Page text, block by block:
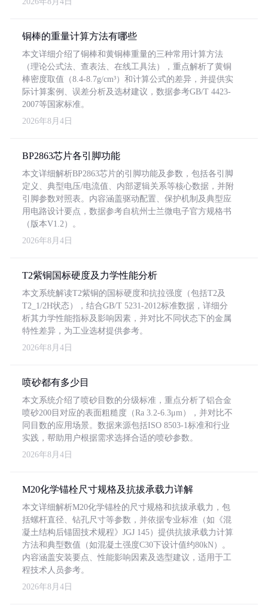
铜棒的重量计算方法有哪些
本文详细介绍了铜棒和黄铜棒重量的三种常用计算方法
（理论公式法、查表法、在线工具法），重点解析了黄铜
棒密度取值（8.4-8.7g/cm³）和计算公式的差异，并提供实
际计算案例、误差分析及选材建议，数据参考GB/T 4423-
2007等国家标准。
2026年8月4日
BP2863芯片各引脚功能
本文详细解析BP2863芯片的引脚功能及参数，包括各引脚
定义、典型电压/电流值、内部逻辑关系等核心数据，并附
引脚参数对照表。内容涵盖驱动配置、保护机制及典型应
用电路设计要点，数据参考自杭州士兰微电子官方规格书
（版本V1.2）。
2026年8月4日
T2紫铜国标硬度及力学性能分析
本文系统解读T2紫铜的国标硬度和抗拉强度（包括T2及
T2_1/2H状态），结合GB/T 5231-2012标准数据，详细分
析其力学性能指标及影响因素，并对比不同状态下的金属
特性差异，为工业选材提供参考。
2026年8月4日
喷砂都有多少目
本文系统介绍了喷砂目数的分级标准，重点分析了铝合金
喷砂200目对应的表面粗糙度（Ra 3.2-6.3μm），并对比不
同目数的应用场景。数据来源包括ISO 8503-1标准和行业
实践，帮助用户根据需求选择合适的喷砂参数。
2026年8月4日
M20化学锚栓尺寸规格及抗拔承载力详解
本文详细解析M20化学锚栓的尺寸规格和抗拔承载力，包
括螺杆直径、钻孔尺寸等参数，并依据专业标准（如《混
凝土结构后锚固技术规程》JGJ 145）提供抗拔承载力计算
方法和典型数值（如混凝土强度C30下设计值约80kN）。
内容涵盖安装要点、性能影响因素及选型建议，适用于工
程技术人员参考。
2026年8月4日